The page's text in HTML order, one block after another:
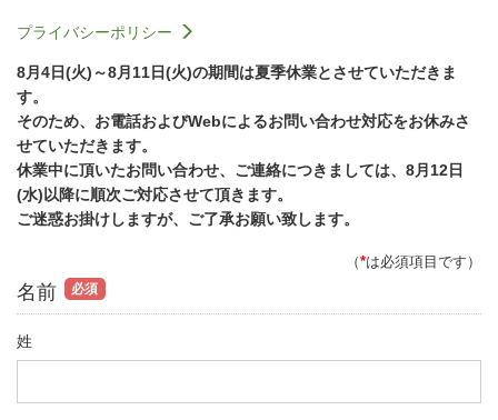
プライバシーポリシー
8月4日(火)～8月11日(火)の期間は夏季休業とさせていただきま
す。
そのため、お電話およびWebによるお問い合わせ対応をお休みさ
せていただきます。
休業中に頂いたお問い合わせ、ご連絡につきましては、8月12日
(水)以降に順次ご対応させて頂きます。
ご迷惑お掛けしますが、ご了承お願い致します。